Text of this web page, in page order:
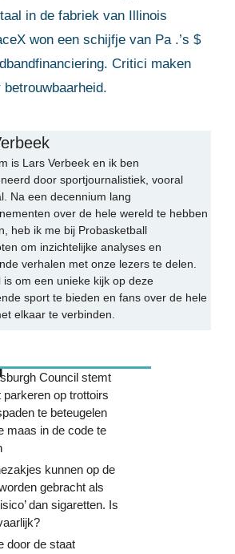
in de fabriek van Illinois
won een schijfje van Pa .’s $
Critici maken
is Lars Verbeek en ik ben
door sportjournalistiek, vooral
Na een decennium lang
over de hele wereld te hebben
heb ik me bij Probasketball
om inzichtelijke analyses en
verhalen met onze lezers te delen.
is om een unieke kijk op deze
sport te bieden en fans over de hele
elkaar te verbinden.
Council stemt
parkeren op trottoirs
te beteugelen
maas in de code te
kunnen op de
gebracht als
dan sigaretten. Is
door de staat